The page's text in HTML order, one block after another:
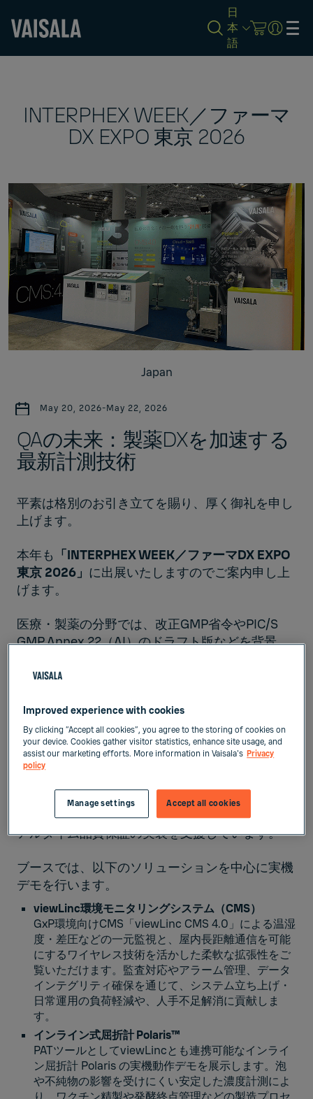
日
本
語
INTERPHEX WEEK／ファーマ
DX EXPO 東京 2026
Japan
May 20, 2026-May 22, 2026
QAの未来：製薬DXを加速する
最新計測技術
平素は格別のお引き立てを賜り、厚く御礼を申し
上げます。
本年も 「INTERPHEX WEEK／ファーマDX EXPO
東京 2026 」 に出展いたしますのでご案内申し上
げます。
医療・製薬の分野では、改正GMP省令やPIC/S
GMP Annex 22（AI）のドラフト版などを背景
きく変化しつつあります。人手不足や業務負荷の
シーやデータリテラシーの向上が不可欠となり、
データに基づく品質管理への転換が急務となって
います。
GxP環境モニタリングシステム（CMS）とプロセ
ス計測の技術を活かし、QA・製造現場のDXやリ
アルタイム品質保証の実装を支援しています。
ブースでは、以下のソリューションを中心に実機
デモを行います。
viewLinc環境モニタリングシステム（CMS）
GxP環境向けCMS「viewLinc CMS 4.0」による温湿
度・差圧などの一元監視と、屋内長距離通信を可能
にするワイヤレス技術を活かした柔軟な拡張性をご
覧いただけます。監査対応やアラーム管理、データ
インテグリティ確保を通じて、システム立ち上げ・
日常運用の負荷軽減や、人手不足解消に貢献しま
す。
インライン式屈折計 Polaris™
PATツールとしてviewLincとも連携可能なインライ
ン屈折計 Polaris の実機動作デモを展示します。泡
や不純物の影響を受けにくい安定した濃度計測によ
Improved experience with cookies
By clicking “Accept all cookies”, you agree to the storing of cookies on
your device. Cookies gather visitor statistics, enhance site usage, and
assist our marketing efforts. More information in Vaisala's Privacy
policy
Accept all cookies
Manage settings